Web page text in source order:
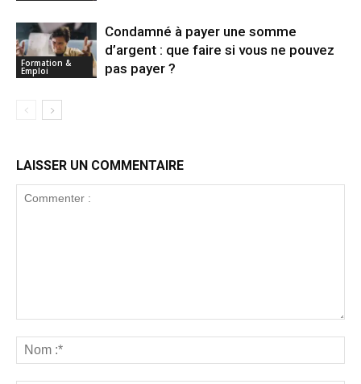
Formation &
Emploi
Condamné à payer une somme
d’argent : que faire si vous ne pouvez
pas payer ?
LAISSER UN COMMENTAIRE